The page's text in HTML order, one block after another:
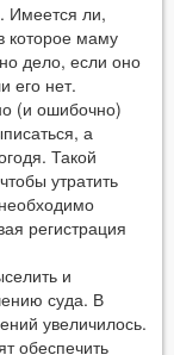
Имеется ли,
которое маму
дело, если оно
его нет.
(и ошибочно)
а
Такой
утратить
регистрация
и
суда. В
увеличилось.
обеспечить